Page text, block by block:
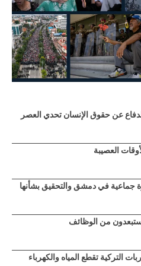
العصيبة
جماعية في دمشق والتحقيق بشأنها
من الوظائف
التركية تقطع المياه والكهرباء